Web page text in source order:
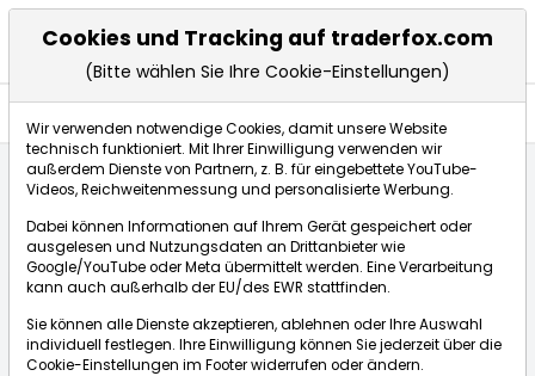
Börse:
Cookies und Tracking auf traderfox.com
(Bitte wählen Sie Ihre Cookie-Einstellungen)
Wir verwenden notwendige Cookies, damit unsere Website
technisch funktioniert. Mit Ihrer Einwilligung verwenden wir
außerdem Dienste von Partnern, z. B. für eingebettete YouTube-
Videos, Reichweitenmessung und personalisierte Werbung.
Dabei können Informationen auf Ihrem Gerät gespeichert oder
ausgelesen und Nutzungsdaten an Drittanbieter wie
Google/YouTube oder Meta übermittelt werden. Eine Verarbeitung
kann auch außerhalb der EU/des EWR stattfinden.
Sie können alle Dienste akzeptieren, ablehnen oder Ihre Auswahl
individuell festlegen. Ihre Einwilligung können Sie jederzeit über die
Cookie-Einstellungen im Footer widerrufen oder ändern.